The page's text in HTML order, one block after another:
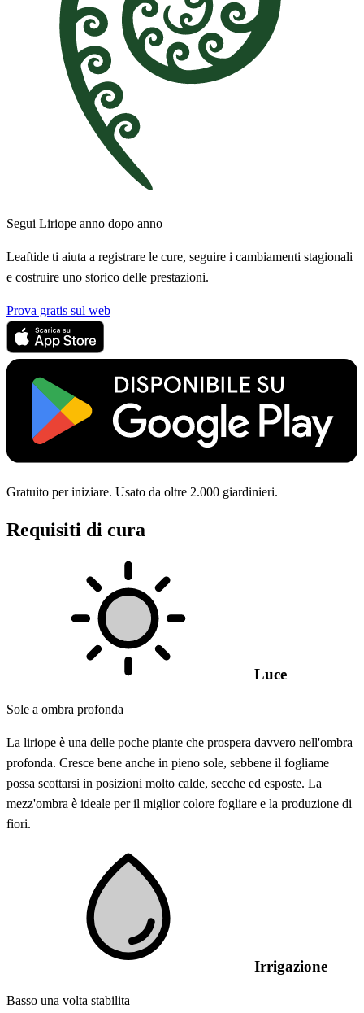
Segui Liriope anno dopo anno
Leaftide ti aiuta a registrare le cure, seguire i cambiamenti stagionali
e costruire uno storico delle prestazioni.
Prova gratis sul web
Gratuito per iniziare. Usato da oltre 2.000 giardinieri.
Requisiti di cura
Luce
Sole a ombra profonda
La liriope è una delle poche piante che prospera davvero nell'ombra
profonda. Cresce bene anche in pieno sole, sebbene il fogliame
possa scottarsi in posizioni molto calde, secche ed esposte. La
mezz'ombra è ideale per il miglior colore fogliare e la produzione di
fiori.
Irrigazione
Basso una volta stabilita